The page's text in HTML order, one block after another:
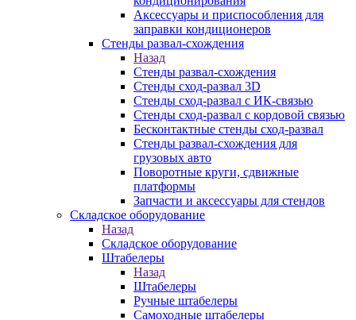
Аксессуары и приспособления для
заправки кондиционеров
Стенды развал-схождения
Назад
Стенды развал-схождения
Стенды сход-развал 3D
Стенды сход-развал с ИК-связью
Стенды сход-развал с кордовой связью
Бесконтактные стенды сход-развал
Стенды развал-схождения для
грузовых авто
Поворотные круги, сдвижные
платформы
Запчасти и аксессуары для стендов
Складское оборудование
Назад
Складское оборудование
Штабелеры
Назад
Штабелеры
Ручные штабелеры
Самоходные штабелеры